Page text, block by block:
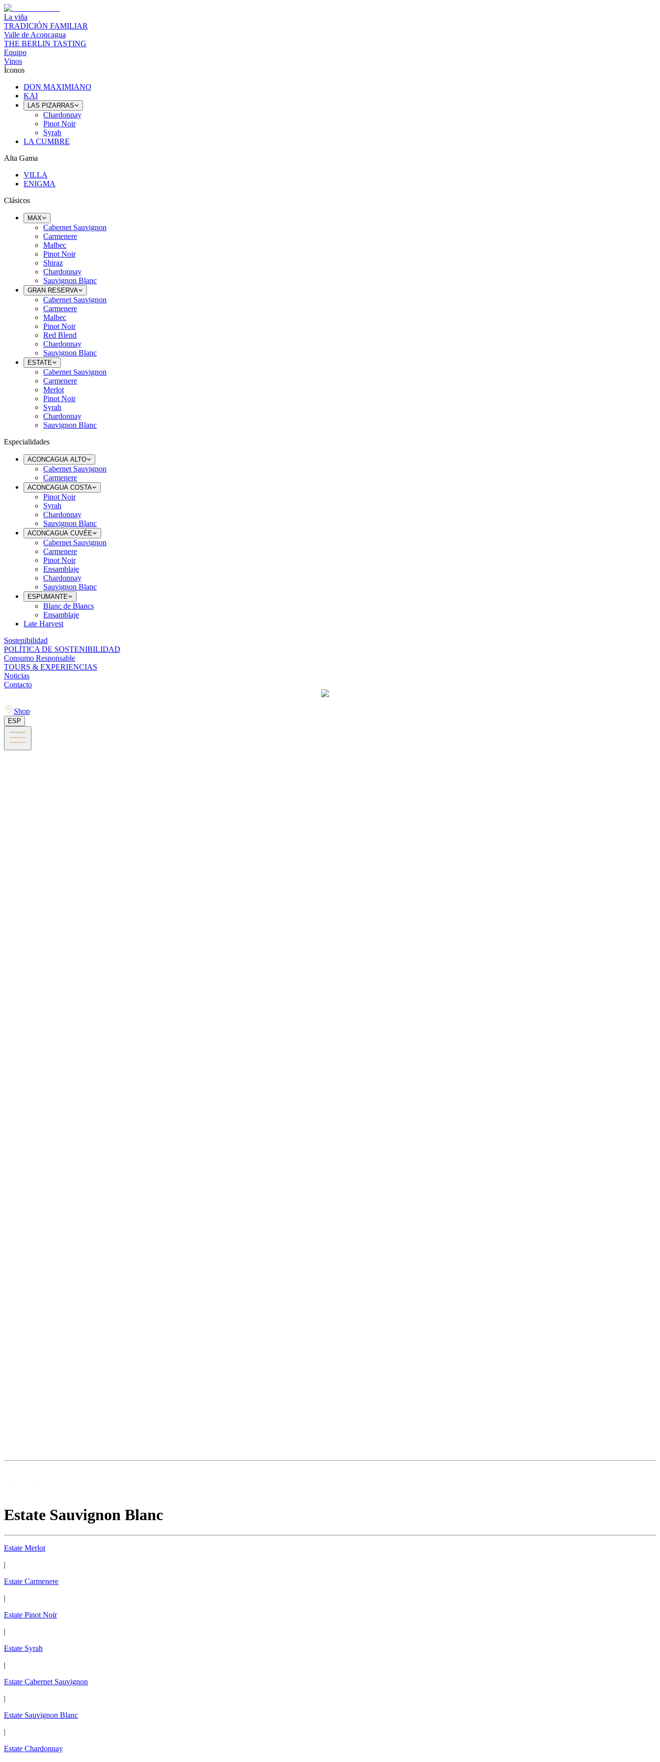
La viña
TRADICIÓN FAMILIAR
Valle de Aconcagua
THE BERLIN TASTING
Equipo
Vinos
Íconos
DON MAXIMIANO
KAI
LAS PIZARRAS
Chardonnay
Pinot Noir
Syrah
LA CUMBRE
Alta Gama
VILLA
ENIGMA
Clásicos
MAX
Cabernet Sauvignon
Carmenere
Malbec
Pinot Noir
Shiraz
Chardonnay
Sauvignon Blanc
GRAN RESERVA
Cabernet Sauvignon
Carmenere
Malbec
Pinot Noir
Red Blend
Chardonnay
Sauvignon Blanc
ESTATE
Cabernet Sauvignon
Carmenere
Merlot
Pinot Noir
Syrah
Chardonnay
Sauvignon Blanc
Especialidades
ACONCAGUA ALTO
Cabernet Sauvignon
Carmenere
ACONCAGUA COSTA
Pinot Noir
Syrah
Chardonnay
Sauvignon Blanc
ACONCAGUA CUVÉE
Cabernet Sauvignon
Carmenere
Pinot Noir
Ensamblaje
Chardonnay
Sauvignon Blanc
ESPUMANTE
Blanc de Blancs
Ensamblaje
Late Harvest
Sostenibilidad
POLÍTICA DE SOSTENIBILIDAD
Consumo Responsable
TOURS & EXPERIENCIAS
Noticias
Contacto
Shop
ESP
Estate Sauvignon Blanc
Estate Merlot
|
Estate Carmenere
|
Estate Pinot Noir
|
Estate Syrah
|
Estate Cabernet Sauvignon
|
Estate Sauvignon Blanc
|
Estate Chardonnay